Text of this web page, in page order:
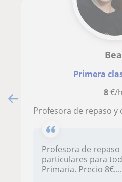
Bea
Primera
8€/h
Profesora de repaso y clases particulares para todo en nivel de
Profesora de repaso
particulares para
Primaria. Precio 8€....